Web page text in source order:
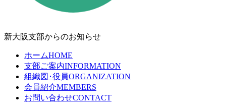
新大阪支部からのお知らせ
ホームHOME
支部ご案内INFORMATION
組織図･役員ORGANIZATION
会員紹介MEMBERS
お問い合わせCONTACT